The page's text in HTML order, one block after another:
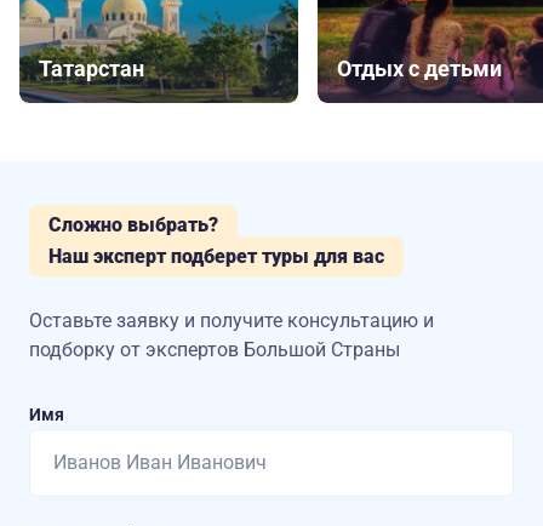
Татарстан Отдых с детьми
Сложно выбрать?
Наш эксперт подберет туры для вас
Оставьте заявку и получите консультацию и
подборку от экспертов Большой Страны
Имя